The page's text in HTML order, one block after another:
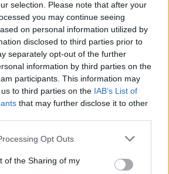
selection. Please note that after your
you may continue seeing
on personal information utilized by
disclosed to third parties prior to
separately opt-out of the further
information by third parties on the
participants. This information may
to third parties on the IAB’s List of
that may further disclose it to other
Opt Outs
of the Sharing of my